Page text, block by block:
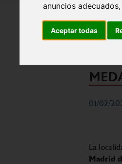
anuncios
Aceptar todasNOA
01/02/
La
Madrid